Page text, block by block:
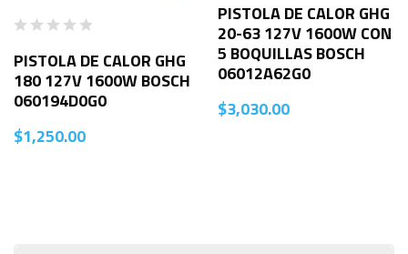
PISTOLA DE CALOR GHG
180 127V 1600W BOSCH
060194D0G0
$1,250.00
PISTOLA DE CALOR GHG
20-63 127V 1600W CON
5 BOQUILLAS BOSCH
06012A62G0
$3,030.00